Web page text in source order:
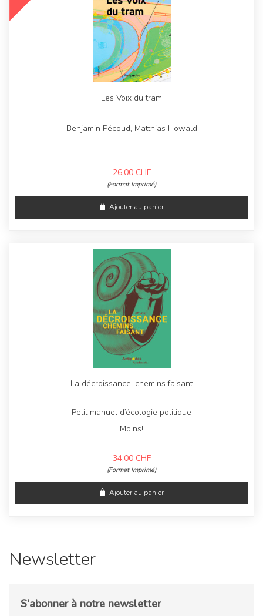
Les Voix du tram
Benjamin Pécoud, Matthias Howald
26,00 CHF
(Format Imprimé)
Ajouter au panier
La décroissance, chemins faisant
Petit manuel d’écologie politique
Moins!
34,00 CHF
(Format Imprimé)
Ajouter au panier
Newsletter
S'abonner à notre newsletter